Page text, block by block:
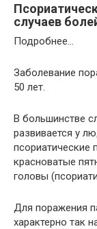
случаев
Подробнее…
Заболевание
50 лет.
В большинстве
развивается у
псориатические
красноватые
головы
Для поражения
характерно так